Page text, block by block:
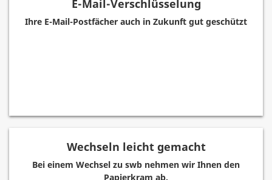
E-Mail-Verschlüsselung
Ihre E-Mail-Postfächer auch in Zukunft gut geschützt
Wechseln leicht gemacht
Bei einem Wechsel zu swb nehmen wir Ihnen den
Papierkram ab.